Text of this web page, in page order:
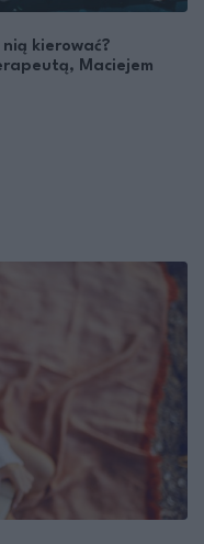
kierować?
Maciejem